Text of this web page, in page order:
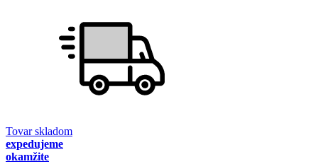
Tovar skladom
expedujeme
okamžite